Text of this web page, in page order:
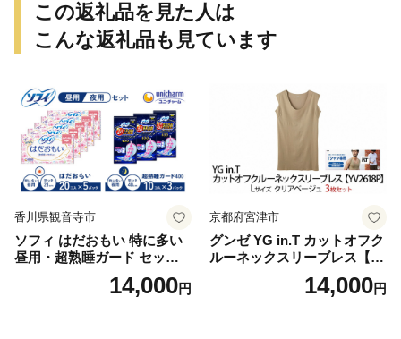
この返礼品を見た人は
こんな返礼品も見ています
香川県観音寺市
ソフィ はだおもい 特に多い
昼用・超熟睡ガード セット
羽付き ナプキン 生理用品 サ
ニタリー ユニ・チャーム
14,000円
京都府宮津市
グンゼ YG in.T カットオフク
ルーネックスリーブレス【Y
V2618P】Lサイズ クリアベ
ージュ3枚セット [№5716-04
14,000円